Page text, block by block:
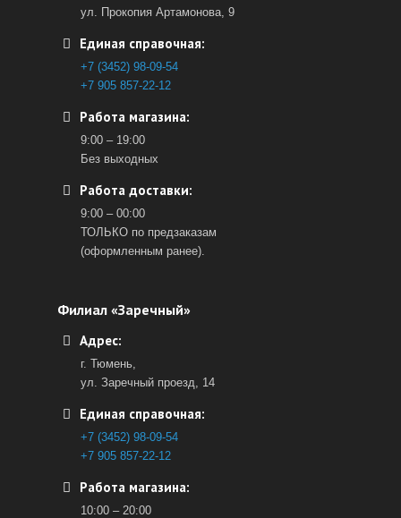
ул. Прокопия Артамонова, 9
Единая справочная:
+7 (3452) 98-09-54
+7 905 857-22-12
Работа магазина:
9:00 – 19:00
Без выходных
Работа доставки:
9:00 – 00:00
ТОЛЬКО по предзаказам
(оформленным ранее).
Филиал «Заречный»
Адрес:
г. Тюмень,
ул. Заречный проезд, 14
Единая справочная:
+7 (3452) 98-09-54
+7 905 857-22-12
Работа магазина:
10:00 – 20:00